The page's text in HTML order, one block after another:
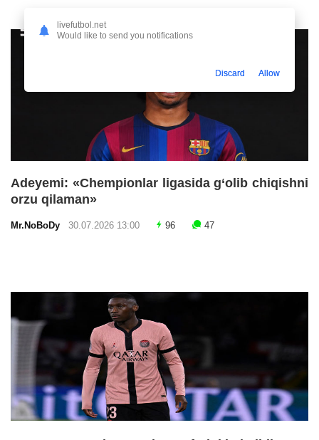
Adeyemi: «Chempionlar ligasida g‘olib chiqishni
orzu qilaman»
Mr.NoBoDy 30.07.2026 13:00 96 47
livefutbol.net
Would like to send you notifications
Discard Allow